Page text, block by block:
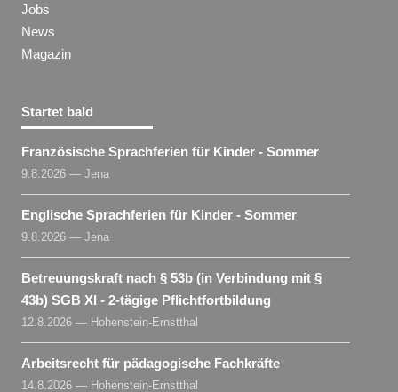
Jobs
News
Magazin
Startet bald
Französische Sprachferien für Kinder - Sommer
9.8.2026 — Jena
Englische Sprachferien für Kinder - Sommer
9.8.2026 — Jena
Betreuungskraft nach § 53b (in Verbindung mit §
43b) SGB XI - 2-tägige Pflichtfortbildung
12.8.2026 — Hohenstein-Ernstthal
Arbeitsrecht für pädagogische Fachkräfte
14.8.2026 — Hohenstein-Ernstthal